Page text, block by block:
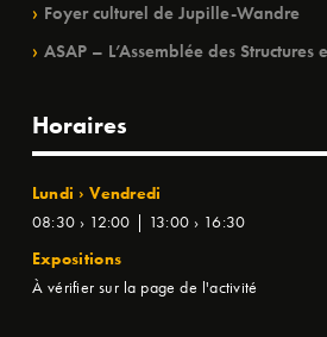
Foyer culturel de Jupille-Wandre
ASAP – L’Assemblée des Structures
Horaires
Lundi › Vendredi
08:30 › 12:00 | 13:00 › 16:30
Expositions
À vérifier sur la page de l'activité